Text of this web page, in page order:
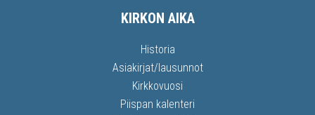
KIRKON AIKA
Historia
Asiakirjat/lausunnot
Kirkkovuosi
Piispan kalenteri